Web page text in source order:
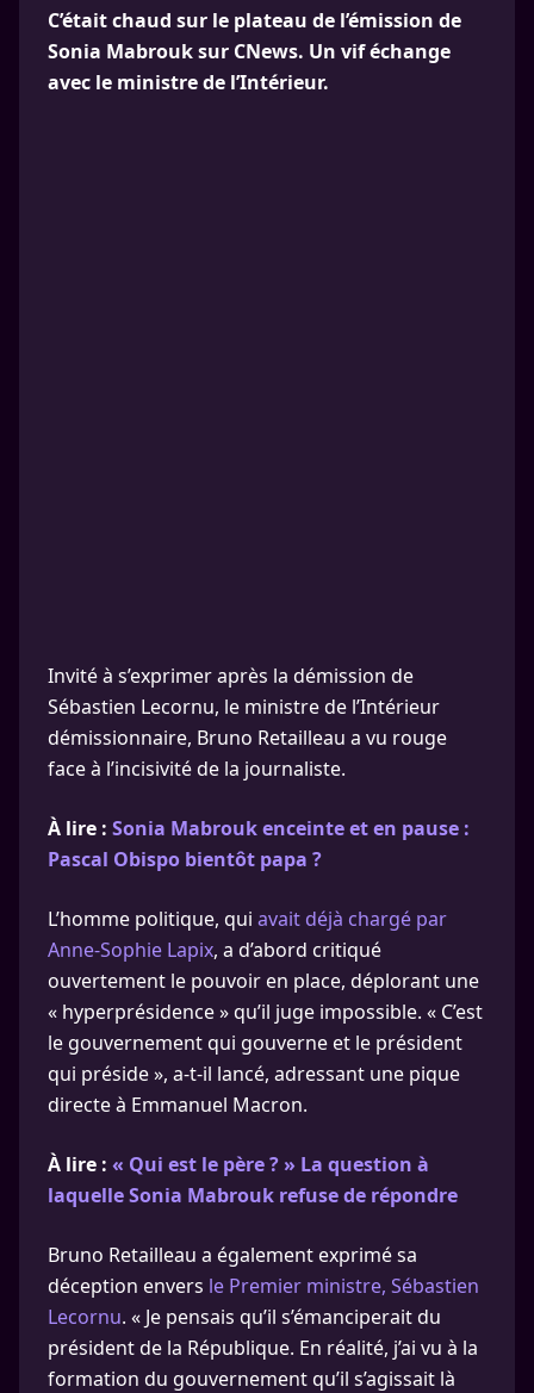
C’était chaud sur le plateau de l’émission de
Sonia Mabrouk sur CNews. Un vif échange
avec le ministre de l’Intérieur.
Invité à s’exprimer après la démission de
Sébastien Lecornu, le ministre de l’Intérieur
démissionnaire, Bruno Retailleau a vu rouge
face à l’incisivité de la journaliste.
À lire : Sonia Mabrouk enceinte et en pause :
Pascal Obispo bientôt papa ?
L’homme politique, qui avait déjà chargé par
Anne-Sophie Lapix, a d’abord critiqué
ouvertement le pouvoir en place, déplorant une
« hyperprésidence » qu’il juge impossible. « C’est
le gouvernement qui gouverne et le président
qui préside », a-t-il lancé, adressant une pique
directe à Emmanuel Macron.
À lire : « Qui est le père ? » La question à
laquelle Sonia Mabrouk refuse de répondre
Bruno Retailleau a également exprimé sa
déception envers le Premier ministre, Sébastien
Lecornu. « Je pensais qu’il s’émanciperait du
président de la République. En réalité, j’ai vu à la
formation du gouvernement qu’il s’agissait là